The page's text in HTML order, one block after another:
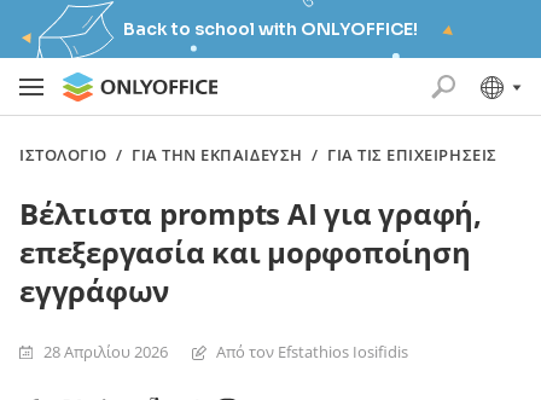
Back to school with ONLYOFFICE!
ΙΣΤΟΛΌΓΙΟ / ΓΙΑ ΤΗΝ ΕΚΠΑΊΔΕΥΣΗ / ΓΙΑ ΤΙΣ ΕΠΙΧΕΙΡΉΣΕΙΣ
Βέλτιστα prompts AI για γραφή,
επεξεργασία και μορφοποίηση
εγγράφων
28 Απριλίου 2026 Από τον Efstathios Iosifidis